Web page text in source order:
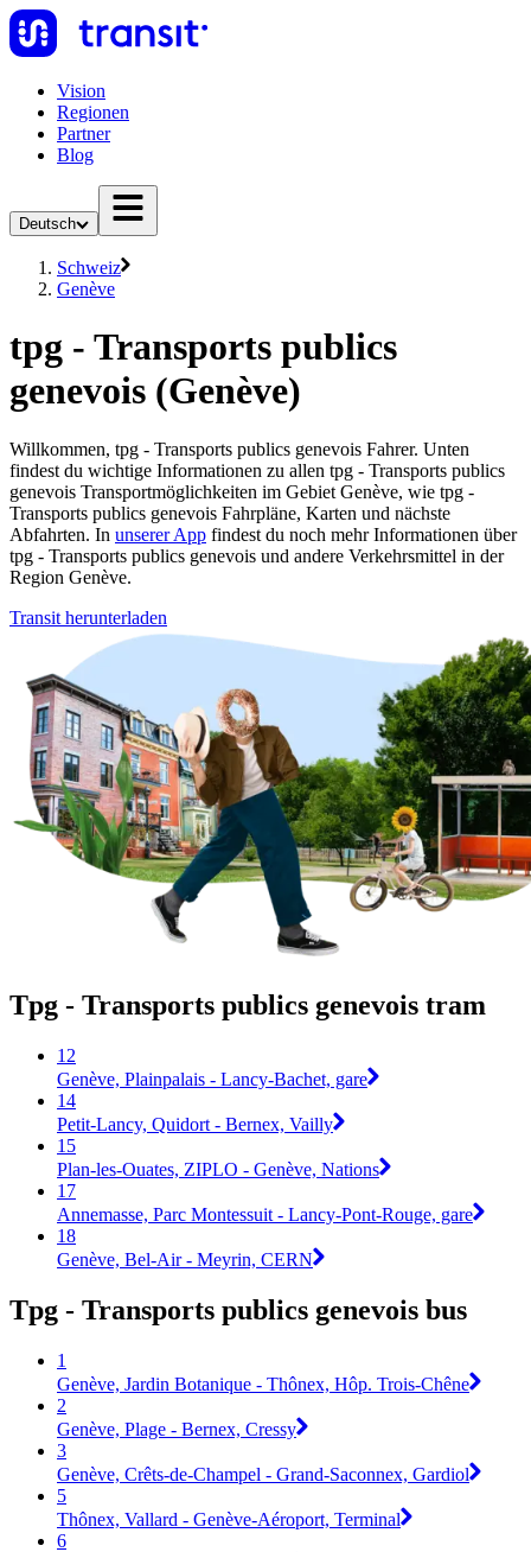
Vision
Regionen
Partner
Blog
Deutsch
Schweiz
Genève
tpg - Transports publics
genevois (Genève)
Willkommen, tpg - Transports publics genevois Fahrer. Unten
findest du wichtige Informationen zu allen tpg - Transports publics
genevois Transportmöglichkeiten im Gebiet Genève, wie tpg -
Transports publics genevois Fahrpläne, Karten und nächste
Abfahrten. In unserer App findest du noch mehr Informationen über
tpg - Transports publics genevois und andere Verkehrsmittel in der
Region Genève.
Transit herunterladen
Tpg - Transports publics genevois tram
12
Genève, Plainpalais - Lancy-Bachet, gare
14
Petit-Lancy, Quidort - Bernex, Vailly
15
Plan-les-Ouates, ZIPLO - Genève, Nations
17
Annemasse, Parc Montessuit - Lancy-Pont-Rouge, gare
18
Genève, Bel-Air - Meyrin, CERN
Tpg - Transports publics genevois bus
1
Genève, Jardin Botanique - Thônex, Hôp. Trois-Chêne
2
Genève, Plage - Bernex, Cressy
3
Genève, Crêts-de-Champel - Grand-Saconnex, Gardiol
5
Thônex, Vallard - Genève-Aéroport, Terminal
6